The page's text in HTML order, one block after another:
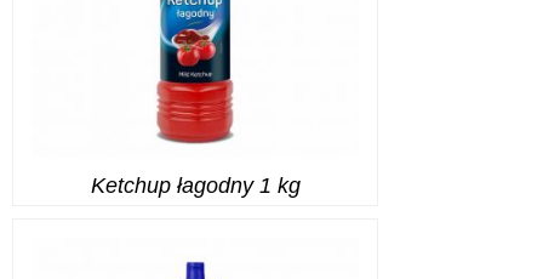
Ketchup łagodny 1 kg